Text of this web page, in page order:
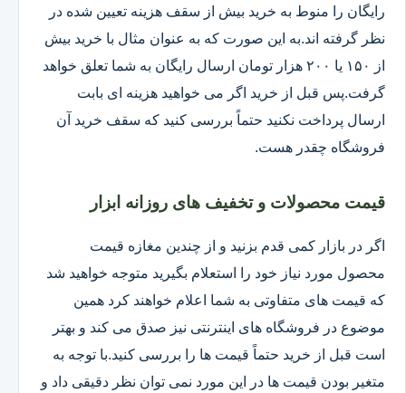
رایگان را منوط به خرید بیش از سقف هزینه تعیین شده در
نظر گرفته اند.به این صورت که به عنوان مثال با خرید بیش
از ۱۵۰ یا ۲۰۰ هزار تومان ارسال رایگان به شما تعلق خواهد
گرفت.پس قبل از خرید اگر می خواهید هزینه ای بابت
ارسال پرداخت نکنید حتماً بررسی کنید که سقف خرید آن
فروشگاه چقدر هست.
قیمت محصولات و تخفیف های روزانه ابزار
اگر در بازار کمی قدم بزنید و از چندین مغازه قیمت
محصول مورد نیاز خود را استعلام بگیرید متوجه خواهید شد
که قیمت های متفاوتی به شما اعلام خواهند کرد همین
موضوع در فروشگاه های اینترنتی نیز صدق می کند و بهتر
است قبل از خرید حتماً قیمت ها را بررسی کنید.با توجه به
متغیر بودن قیمت ها در این مورد نمی توان نظر دقیقی داد و